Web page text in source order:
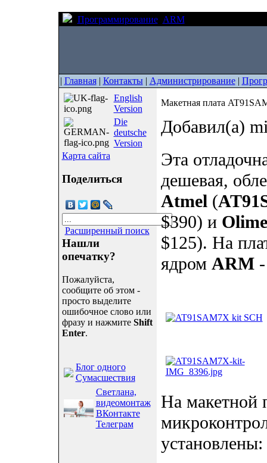
Программирование ARM
| Главная| Контакты| Администрирование|
English
Version
Die
deutsche
Version
Карта сайта
Поделиться
Расширенный поиск
Нашли
опечатку?
Пожалуйста,
сообщите об этом -
просто выделите
ошибочное слово или
фразу и нажмите Shift
Enter.
Блог одного
Сумасшествия
Светлана,
видеомонтаж
ВКонтакте
Телеграм
Макетная плата
Добавил(а)
Эта
дешевая,
Atmel(
$390) и
$125). На
ядром ARM
На макетной
установлены: